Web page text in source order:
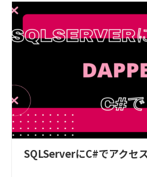
SQLServerにC#でアクセ